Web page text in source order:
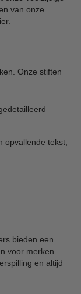
van onze
Onze stiften
opvallende tekst,
bieden een
voor merken
en altijd